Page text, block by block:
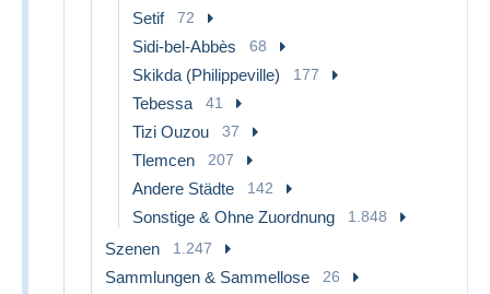
Setif 72
Sidi-bel-Abbès 68
Skikda (Philippeville) 177
Tebessa 41
Tizi Ouzou 37
Tlemcen 207
Andere Städte 142
Sonstige & Ohne Zuordnung 1.848
Szenen 1.247
Sammlungen & Sammellose 26